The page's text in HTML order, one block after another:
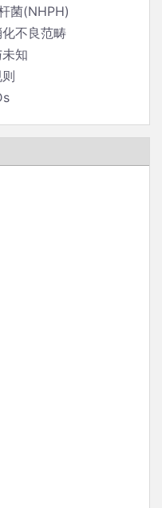
菌(NHPH)
不良范畴
知